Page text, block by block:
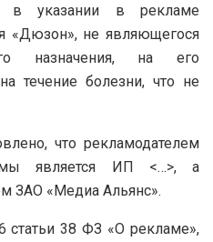
в указании в рекламе
«Дюзон», не являющегося
назначения, на его
течение болезни, что не
что рекламодателем
является ИП <…>, а
ЗАО «Медиа Альянс».
статьи 38 ФЗ «О рекламе»,